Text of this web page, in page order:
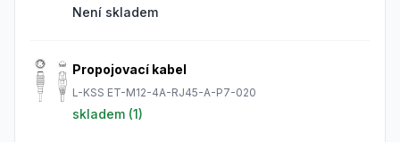
Není skladem
Propojovací kabel
L-KSS ET-M12-4A-RJ45-A-P7-020
skladem (1)